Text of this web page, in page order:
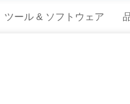
ツール & ソフトウェア